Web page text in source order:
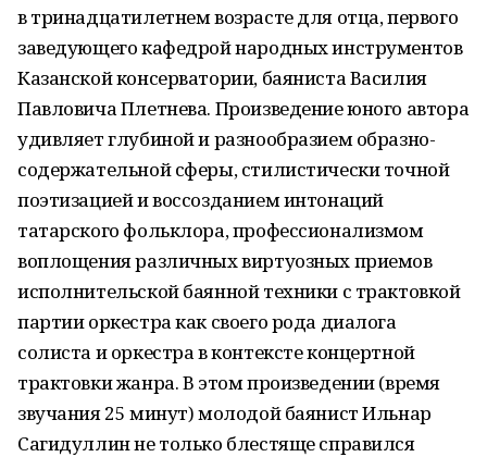
в тринадцатилетнем возрасте для отца, первого
заведующего кафедрой народных инструментов
Казанской консерватории, баяниста Василия
Павловича Плетнева. Произведение юного автора
удивляет глубиной и разнообразием образно-
содержательной сферы, стилистически точной
поэтизацией и воссозданием интонаций
татарского фольклора, профессионализмом
воплощения различных виртуозных приемов
исполнительской баянной техники с трактовкой
партии оркестра как своего рода диалога
солиста и оркестра в контексте концертной
трактовки жанра. В этом произведении (время
звучания 25 минут) молодой баянист Ильнар
Сагидуллин не только блестяще справился